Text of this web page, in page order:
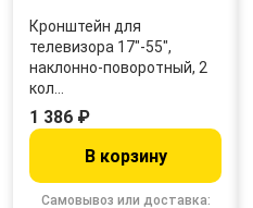
Кронштейн для
телевизора 17"-55",
наклонно-поворотный, 2
кол…
Самовывоз или доставка:
1 386 ₽
В корзину